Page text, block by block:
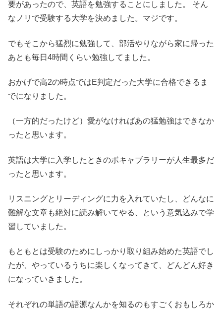
要があったので、英語を勉強することにしました。 そん
なノリで受験する大学を決めました。マジです。
でもそこから猛烈に勉強して、部活やりながら家に帰った
あとも毎日4時間くらい勉強してました。
おかげで高2の時点ではE判定だった大学に合格できるま
でになりました。
（一方的だったけど）愛がなければあの猛勉強はできなか
ったと思います。
英語は大学に入学したときのボキャブラリーが人生最多だ
ったと思います。
リスニングとリーディングに力を入れていたし、どんなに
難解な文章も絶対に読み解いてやる、という意気込みで学
習していました。
もともとは受験のためにしっかり取り組み始めた英語でし
たが、やっているうちに楽しくなってきて、どんどん好き
になっていきました。
それぞれの単語の語源なんかを知るのもすごくおもしろか